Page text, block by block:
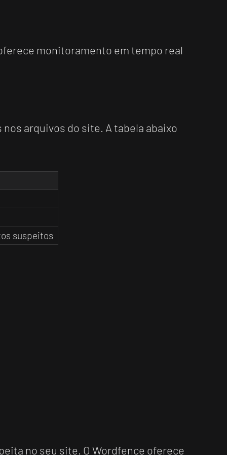
monitoramento em tempo real
arquivos do site. A tabela abaixo
suspeitos
no seu site. O Wordfence oferece